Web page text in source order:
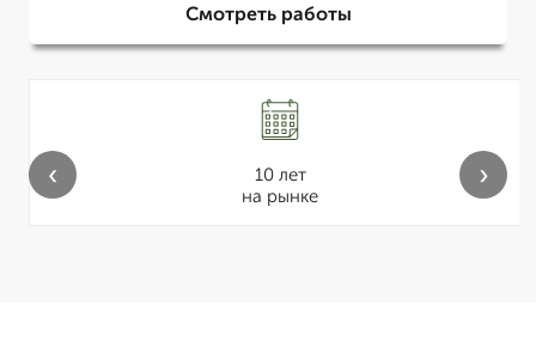
Смотреть работы
10 лет
на рынке
‹ ›